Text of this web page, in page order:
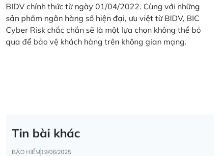
BIDV chính thức từ ngày 01/04/2022. Cùng với những
sản phẩm ngân hàng số hiện đại, ưu việt từ BIDV, BIC
Cyber Risk chắc chắn sẽ là một lựa chọn không thể bỏ
qua để bảo vệ khách hàng trên không gian mạng.
Tin bài khác
BẢO HIỂM19/06/2025